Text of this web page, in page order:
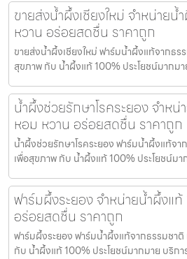
ขายส่งน้ำผึ้งเชียงใหม่ จำหน่าย
หวาน อร่อยสดชื่น ราคาถูก
ขายส่งน้ำผึ้งเชียงใหม่ ฟาร์มน้ำผึ้งแท้จากธร
สุขภาพ กับ น้ำผึ้งแท้ 100% ประโยชน์มากมา
น้ำผึ้งช่วยรักษาโรคระยอง จำห
หอม หวาน อร่อยสดชื่น ราคาถูก
น้ำผึ้งช่วยรักษาโรคระยอง ฟาร์มน้ำผึ้งแท้จ
เพื่อสุขภาพ กับ น้ำผึ้งแท้ 100% ประโยชน์ม
ฟาร์มผึ้งระยอง จำหน่ายน้ำผึ้งแ
อร่อยสดชื่น ราคาถูก
ฟาร์มผึ้งระยอง ฟาร์มน้ำผึ้งแท้จากธรรมชา
กับ น้ำผึ้งแท้ 100% ประโยชน์มากมาย บริกา